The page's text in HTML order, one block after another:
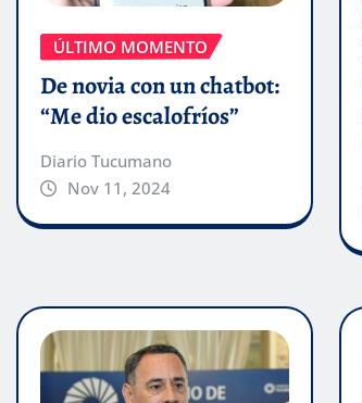
ÚLTIMO MOMENTO
De novia con un chatbot:
“Me dio escalofríos”
Diario Tucumano
Nov 11, 2024